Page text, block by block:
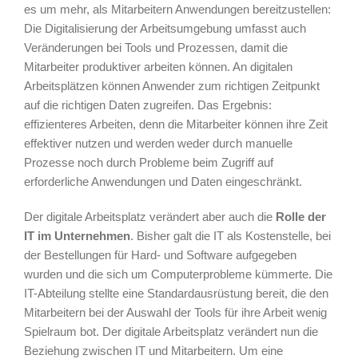
es um mehr, als Mitarbeitern Anwendungen bereitzustellen:
Die Digitalisierung der Arbeitsumgebung umfasst auch
Veränderungen bei Tools und Prozessen, damit die
Mitarbeiter produktiver arbeiten können. An digitalen
Arbeitsplätzen können Anwender zum richtigen Zeitpunkt
auf die richtigen Daten zugreifen. Das Ergebnis:
effizienteres Arbeiten, denn die Mitarbeiter können ihre Zeit
effektiver nutzen und werden weder durch manuelle
Prozesse noch durch Probleme beim Zugriff auf
erforderliche Anwendungen und Daten eingeschränkt.
Der digitale Arbeitsplatz verändert aber auch die Rolle der
IT im Unternehmen. Bisher galt die IT als Kostenstelle, bei
der Bestellungen für Hard- und Software aufgegeben
wurden und die sich um Computerprobleme kümmerte. Die
IT-Abteilung stellte eine Standardausrüstung bereit, die den
Mitarbeitern bei der Auswahl der Tools für ihre Arbeit wenig
Spielraum bot. Der digitale Arbeitsplatz verändert nun die
Beziehung zwischen IT und Mitarbeitern. Um eine